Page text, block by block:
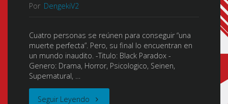
Por DengekiV2
Cuatro personas se reúnen para conseguir “una
muerte perfecta”. Pero, su final lo encuentran en
un mundo inaudito. -Titulo: Black Paradox -
Genero: Drama, Horror, Psicologico, Seinen,
Supernatural, …
Seguir Leyendo "Black